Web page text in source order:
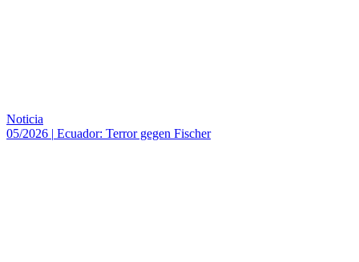
Noticia
05/2026 | Ecuador: Terror gegen Fischer